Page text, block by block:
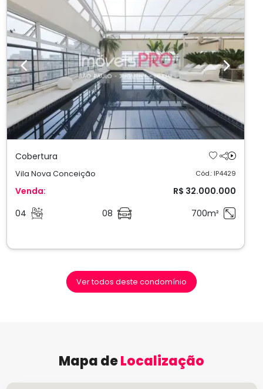
Previous Next
Cobertura
Vila Nova Conceição Cód.: IP4429
Venda:
R$ 32.000.000
04
08 700m²
Ver todos deste condomínio
Mapa deLocalização